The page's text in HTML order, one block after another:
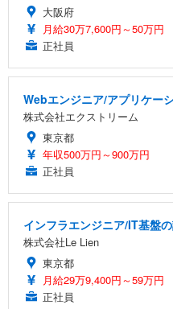
大阪府
月給30万7,600円～50万円
正社員
Webエンジニア/アプリケー
株式会社エクストリーム
東京都
年収500万円～900万円
正社員
インフラエンジニア/IT基盤
株式会社Le Lien
東京都
月給29万9,400円～59万円
正社員